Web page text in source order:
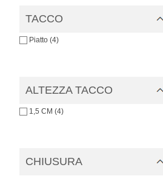
TACCO
Piatto (4)
ALTEZZA TACCO
1,5 CM (4)
CHIUSURA